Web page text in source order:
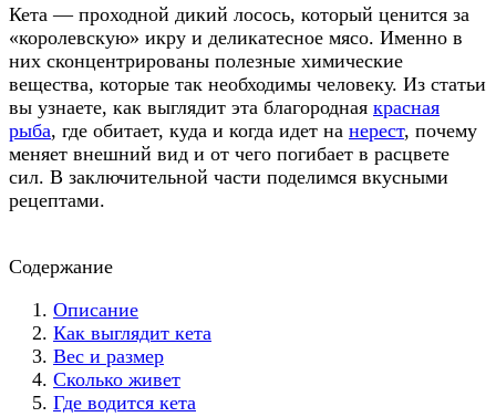
Кета — проходной дикий лосось, который ценится за
«королевскую» икру и деликатесное мясо. Именно в
них сконцентрированы полезные химические
вещества, которые так необходимы человеку. Из статьи
вы узнаете, как выглядит эта благородная красная
рыба, где обитает, куда и когда идет на нерест, почему
меняет внешний вид и от чего погибает в расцвете
сил. В заключительной части поделимся вкусными
рецептами.
Содержание
Описание
Как выглядит кета
Вес и размер
Сколько живет
Где водится кета